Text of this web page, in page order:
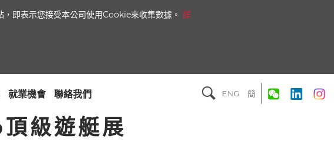
即表示您接受本公司使用Cookie來收集數據。 詳
就業機會 聯絡我們 ENG 簡
級遊艇展